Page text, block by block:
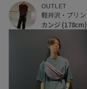
OUTLET
カンジ (178cm)